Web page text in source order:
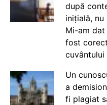
după
inițială,
Mi-am dat
fost
cuvântului
Un
a
fi plagiat